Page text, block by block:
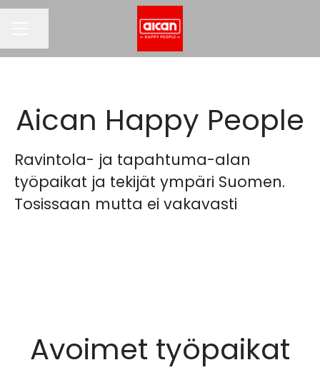
Aican Happy People
Ravintola- ja tapahtuma-alan
työpaikat ja tekijät ympäri Suomen.
Tosissaan mutta ei vakavasti
Avoimet työpaikat